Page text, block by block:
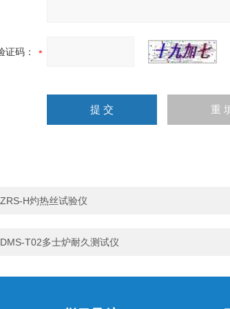
证码：
ZRS-H灼热丝试验仪
DMS-T02多士炉耐久测试仪